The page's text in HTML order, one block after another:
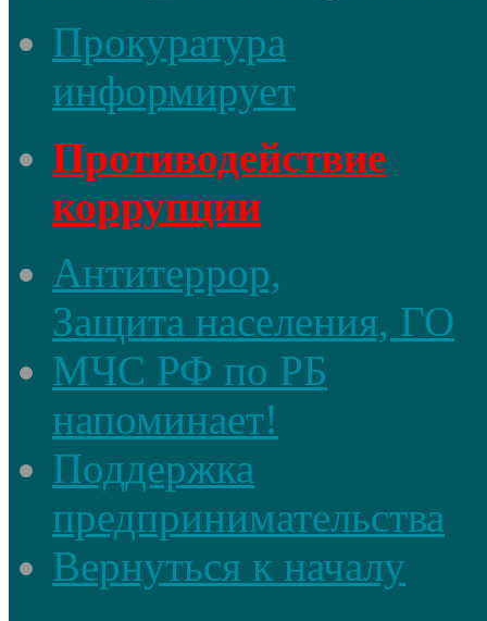
Прокуратура
информирует
Противодействие
коррупции
Антитеррор,
Защита населения, ГО
МЧС РФ по РБ
напоминает!
Поддержка
предпринимательства
Вернуться к началу